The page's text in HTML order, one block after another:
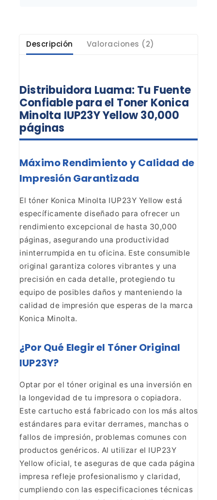
Descripción Valoraciones (2)
Distribuidora Luama: Tu Fuente
Confiable para el Toner Konica
Minolta IUP23Y Yellow 30,000
páginas
Máximo Rendimiento y Calidad de
Impresión Garantizada
El tóner Konica Minolta IUP23Y Yellow está
específicamente diseñado para ofrecer un
rendimiento excepcional de hasta 30,000
páginas, asegurando una productividad
ininterrumpida en tu oficina. Este consumible
original garantiza colores vibrantes y una
precisión en cada detalle, protegiendo tu
equipo de posibles daños y manteniendo la
calidad de impresión que esperas de la marca
Konica Minolta.
¿Por Qué Elegir el Tóner Original
IUP23Y?
Optar por el tóner original es una inversión en
la longevidad de tu impresora o copiadora.
Este cartucho está fabricado con los más altos
estándares para evitar derrames, manchas o
fallos de impresión, problemas comunes con
productos genéricos. Al utilizar el IUP23Y
Yellow oficial, te aseguras de que cada página
impresa refleje profesionalismo y claridad,
cumpliendo con las especificaciones técnicas